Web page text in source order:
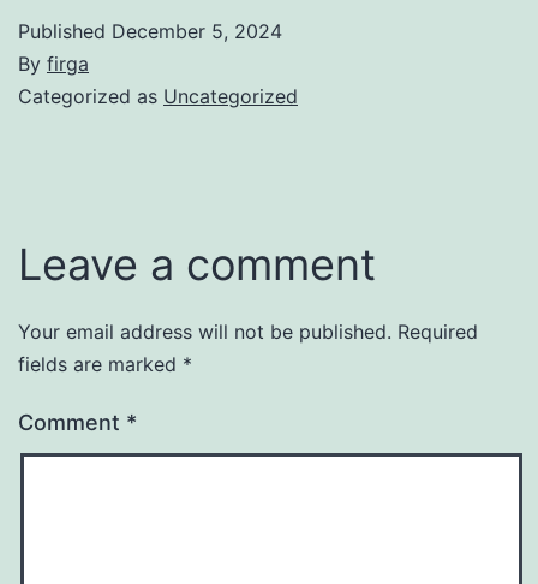
Published December 5, 2024
By firga
Categorized as Uncategorized
Leave a comment
Your email address will not be published. Required
fields are marked *
Comment *